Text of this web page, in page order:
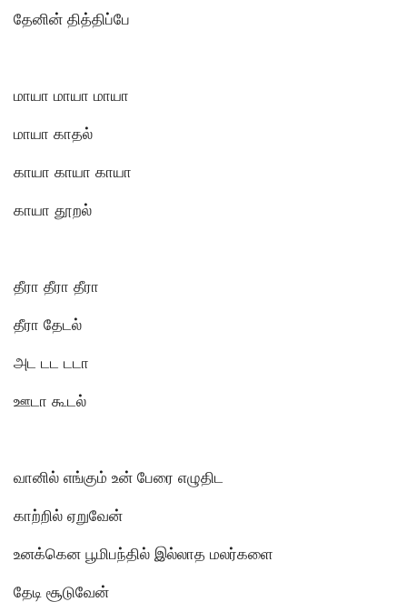
தேனின் தித்திப்பே
மாயா மாயா மாயா
மாயா காதல்
காயா காயா காயா
காயா தூறல்
தீரா தீரா தீரா
தீரா தேடல்
அட டட டடா
ஊடா கூடல்
வானில் எங்கும் உன் பேரை எழுதிட
காற்றில் ஏறுவேன்
உனக்கென பூமிபந்தில் இல்லாத மலர்களை
தேடி சூடுவேன்